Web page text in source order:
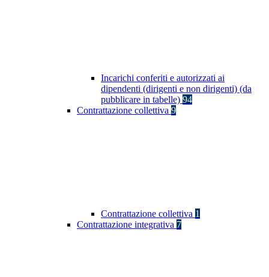
Incarichi conferiti e autorizzati ai
dipendenti (dirigenti e non dirigenti) (da
pubblicare in tabelle) 94
Contrattazione collettiva 9
Contrattazione collettiva 1
Contrattazione integrativa 7